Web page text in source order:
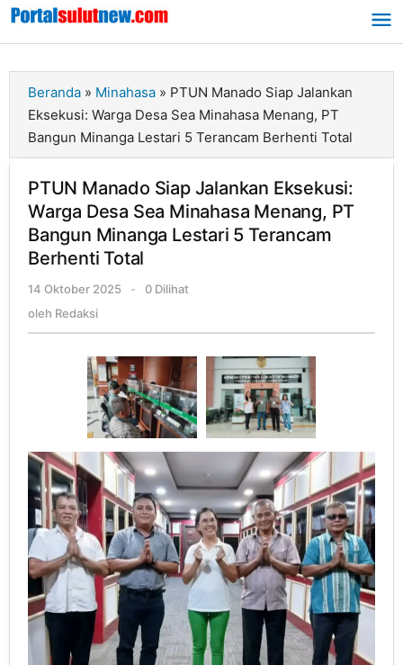
Lewati
Beranda » Minahasa » PTUN Manado Siap Jalankan
Eksekusi: Warga Desa Sea Minahasa Menang, PT
Bangun Minanga Lestari 5 Terancam Berhenti Total
PTUN Manado Siap Jalankan Eksekusi:
Warga Desa Sea Minahasa Menang, PT
Bangun Minanga Lestari 5 Terancam
Berhenti Total
14 Oktober 2025
oleh
-
0 Dilihat
oleh Redaksi